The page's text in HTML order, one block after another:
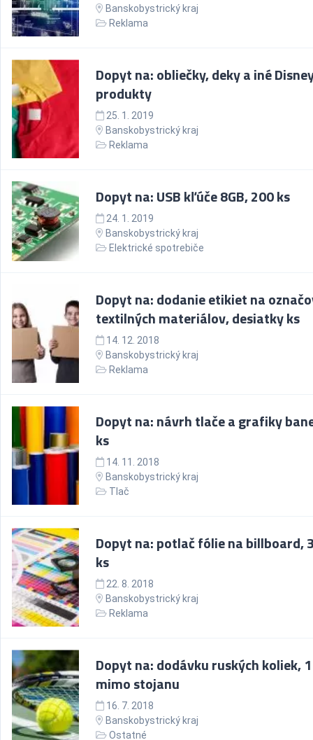
Banskobystrický kraj
Reklama
Dopyt na: obliečky, deky a iné
produkty
25. 1. 2019
Banskobystrický kraj
Reklama
Dopyt na: USB kľúče 8GB, 200 ks
24. 1. 2019
Banskobystrický kraj
Elektrické spotrebiče
Dopyt na: dodanie etikiet na
textilných materiálov, desiatky ks
14. 12. 2018
Banskobystrický kraj
Reklama
Dopyt na: návrh tlače a grafiky
ks
14. 11. 2018
Banskobystrický kraj
Tlač
Dopyt na: potlač fólie na billboard,
ks
22. 8. 2018
Banskobystrický kraj
Reklama
Dopyt na: dodávku ruských koliek,
mimo stojanu
16. 7. 2018
Banskobystrický kraj
Ostatné